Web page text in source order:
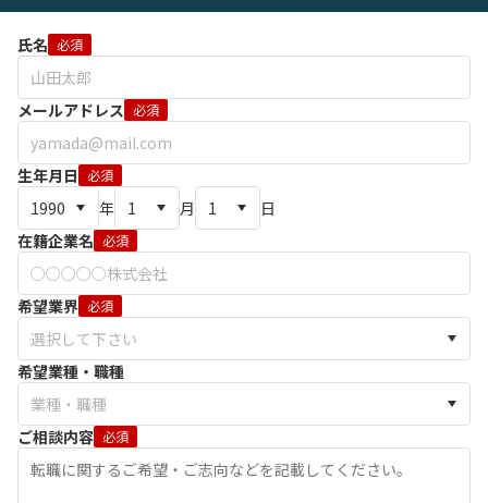
氏名 必須
メールアドレス 必須
生年月日 必須
年 月
日
在籍企業名 必須
希望業界 必須
希望業種・職種
ご相談内容 必須